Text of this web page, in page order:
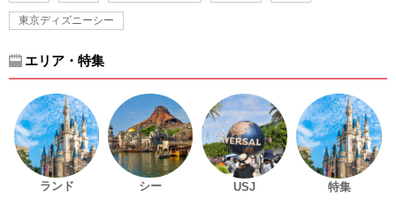
東京ディズニーシー
エリア・特集
ランド シー USJ 特集